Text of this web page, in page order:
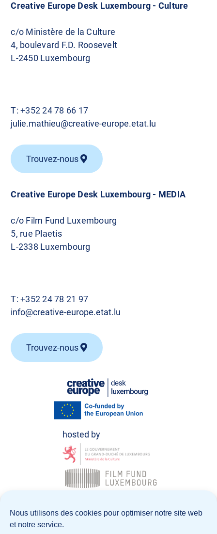
Nous utilisons des cookies pour optimiser notre site web
et notre service.
Creative Europe Desk Luxembourg - MEDIA
c/o Film Fund Luxembourg
5, rue Plaetis
L-2338 Luxembourg
T:+352 24 78 21 97
info@creative-europe.etat.lu
Trouvez-nous
Creative Europe Desk Luxembourg - Culture
c/o Ministère de la Culture
4, boulevard F.D. Roosevelt
L-2450 Luxembourg
T:+352 24 78 66 17
julie.mathieu@creative-europe.etat.lu
Trouvez-nous
© Creative Europe Desk Luxembourg 2026